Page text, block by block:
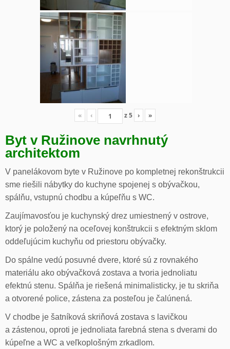
« ‹ z5 › »
Byt v Ružinove navrhnutý
architektom
V panelákovom byte v Ružinove po kompletnej rekonštrukcii
sme riešili nábytky do kuchyne spojenej s obývačkou,
spálňu, vstupnú chodbu a kúpeľňu s WC.
Zaujímavosťou je kuchynský drez umiestnený v ostrove,
ktorý je položený na oceľovej konštrukcii s efektným sklom
oddeľujúcim kuchyňu od priestoru obývačky.
Do spálne vedú posuvné dvere, ktoré sú z rovnakého
materiálu ako obývačková zostava a tvoria jednoliatu
efektnú stenu. Spálňa je riešená minimalisticky, je tu skriňa
a otvorené police, zástena za posteľou je čalúnená.
V chodbe je šatníková skriňová zostava s lavičkou
a zástenou, oproti je jednoliata farebná stena s dverami do
kúpeľne a WC a veľkoplošným zrkadlom.